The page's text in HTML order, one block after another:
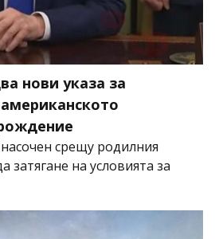
нови указа за
срещу родилния
на условията за